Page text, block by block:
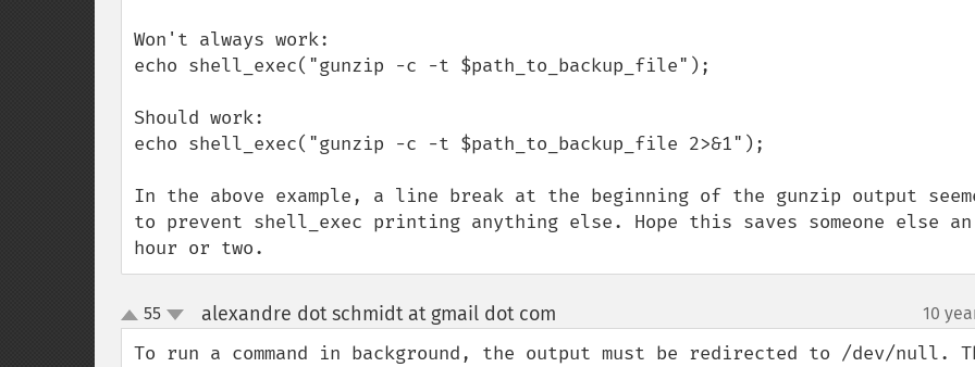
Won't always work:
echo shell_exec("gunzip -c -t $path_to_backup_file");
Should work:
echo shell_exec("gunzip -c -t $path_to_backup_file 2>&1");
In the above example, a line break at the beginning of the gunzip output
to prevent shell_exec printing anything else. Hope this saves someone else an
hour or two.
up
down
55 alexandre dot schmidt at gmail dot com 10
To run a command in background, the output must be redirected to /dev/null.